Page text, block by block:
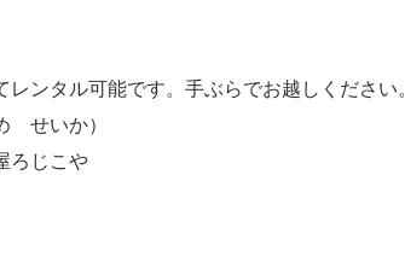
ンタル可能です。手ぶらでお越しください。
いか）
じこや